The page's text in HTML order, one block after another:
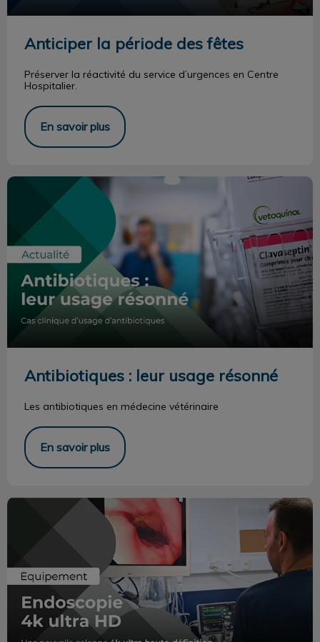
Anticiper la période des fêtes
Préserver la réactivité du service d’urgences en Centre
Hospitalier.
En savoir plus
Antibiotiques : leur usage résonné
Antibiotiques : leur usage résonné
Les antibiotiques en médecine vétérinaire
En savoir plus
Endoscopie 4K ultra-haute définition